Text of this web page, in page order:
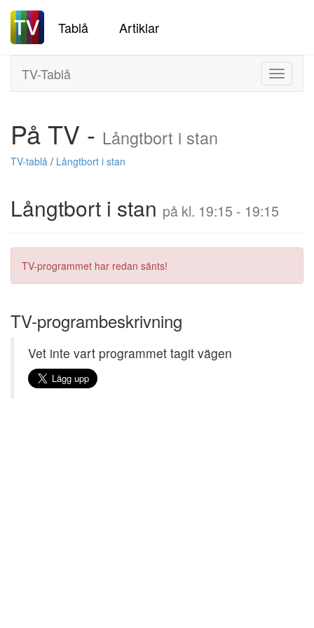
Tablå Artiklar
Toggle
TV-Tablå
På TV - Långtbort i stan
TV-tablå / Långtbort i stan
Långtbort i stan på kl. 19:15 - 19:15
TV-programmet har redan sänts!
TV-programbeskrivning
Vet inte vart programmet tagit vägen